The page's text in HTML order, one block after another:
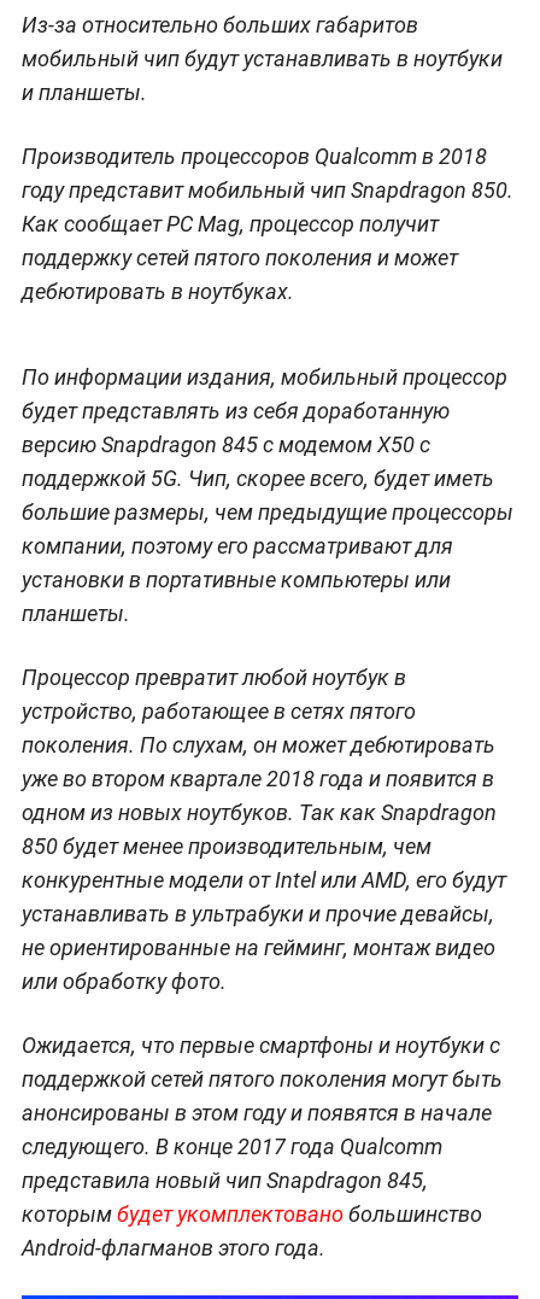
Из-за относительно больших габаритов
мобильный чип будут устанавливать в ноутбуки
и планшеты.
Производитель процессоров Qualcomm в 2018
году представит мобильный чип Snapdragon 850.
Как сообщает PC Mag, процессор получит
поддержку сетей пятого поколения и может
дебютировать в ноутбуках.
По информации издания, мобильный процессор
будет представлять из себя доработанную
версию Snapdragon 845 с модемом X50 с
поддержкой 5G. Чип, скорее всего, будет иметь
большие размеры, чем предыдущие процессоры
компании, поэтому его рассматривают для
установки в портативные компьютеры или
планшеты.
Процессор превратит любой ноутбук в
устройство, работающее в сетях пятого
поколения. По слухам, он может дебютировать
уже во втором квартале 2018 года и появится в
одном из новых ноутбуков. Так как Snapdragon
850 будет менее производительным, чем
конкурентные модели от Intel или AMD, его будут
устанавливать в ультрабуки и прочие девайсы,
не ориентированные на гейминг, монтаж видео
или обработку фото.
Ожидается, что первые смартфоны и ноутбуки с
поддержкой сетей пятого поколения могут быть
анонсированы в этом году и появятся в начале
следующего. В конце 2017 года Qualcomm
представила новый чип Snapdragon 845,
которымбудет укомплектованобольшинство
Android-флагманов этого года.